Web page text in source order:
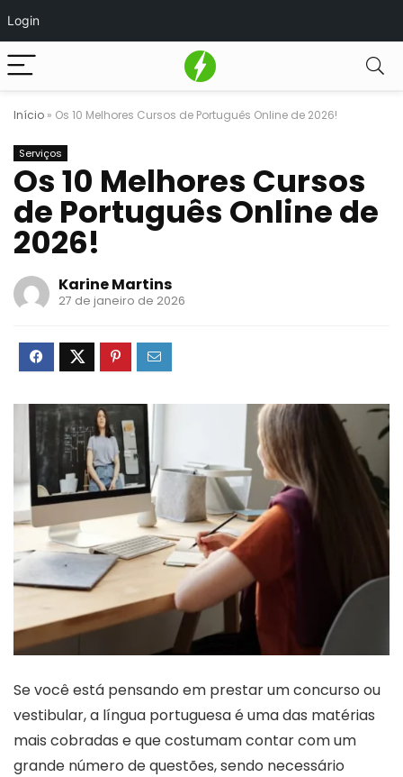
Login
Início » Os 10 Melhores Cursos de Português Online de 2026!
Serviços
Os 10 Melhores Cursos
de Português Online de
2026!
Karine Martins
27 de janeiro de 2026
Se você está pensando em prestar um concurso ou
vestibular, a língua portuguesa é uma das matérias
mais cobradas e que costumam contar com um
grande número de questões, sendo necessário